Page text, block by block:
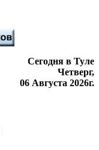
Сегодня в Туле
Четверг,
06 Августа 2026г.